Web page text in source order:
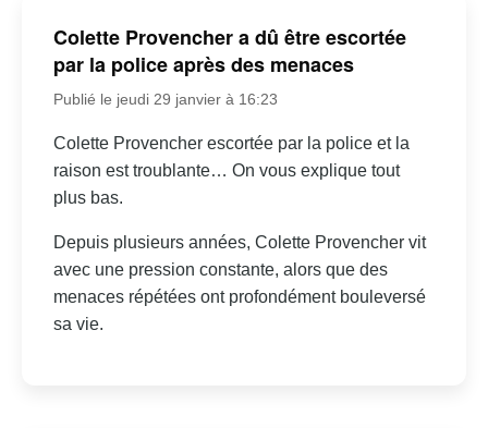
Colette Provencher a dû être escortée
par la police après des menaces
Publié le jeudi 29 janvier à 16:23
Colette Provencher escortée par la police et la
raison est troublante… On vous explique tout
plus bas.
Depuis plusieurs années, Colette Provencher vit
avec une pression constante, alors que des
menaces répétées ont profondément bouleversé
sa vie.